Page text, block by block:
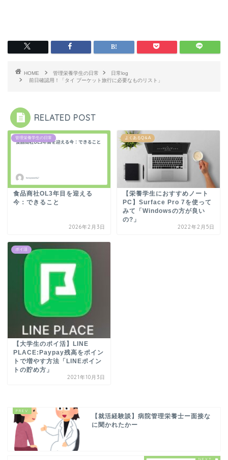
HOME 管理栄養学生の日常
日常log
前日確認用！「タイ プーケット旅行に必要なものリスト」
RELATED POST
管理栄養学生の日常
食品商社OL3年目を迎える
今：できること
2026年2月3日
よくあるQ＆A
【栄養学生におすすめノート
PC】Surface Pro 7を使って
みて「Windowsの方が良い
の?」
2022年2月5日
ポイ活
【大学生のポイ活】LINE
PLACE:Paypay残高をポイン
トで増やす方法「LINEポイン
トの貯め方」
2021年10月3日
【就活経験談】病院管理栄養士ー面接な
に聞かれたかー